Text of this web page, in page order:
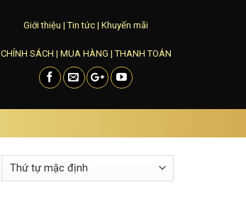
Giới thiệu |Tin tức | Khuyến mãi
CHÍNH SÁCH | MUA HÀNG |THANH TOÁN